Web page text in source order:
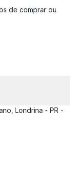
de comprar ou
Londrina - PR -